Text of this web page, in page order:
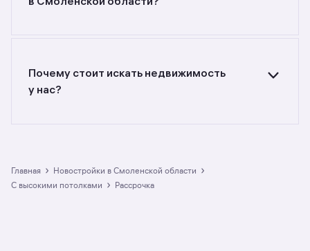
до кв. м., цена квадратного метра — от
до руб.
Почему стоит искать недвижимость
у нас?
в Смоленской области: в разделе размещено
8 ЖК. Гарантия сделки: вернём полную
Главная › Новостройки в Смоленской области ›
с высокими потолками › рассрочка